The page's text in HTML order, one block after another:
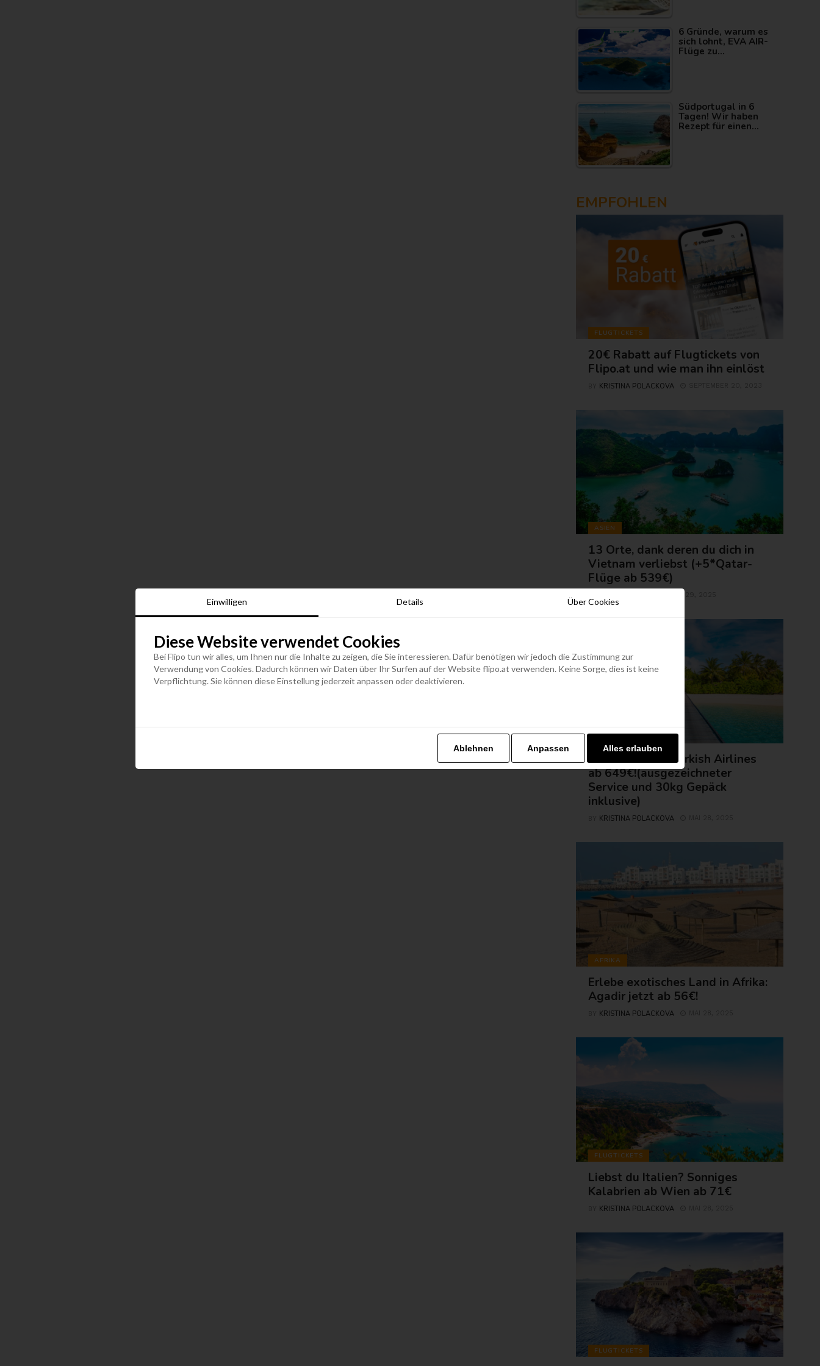
6 Gründe, warum es
sich lohnt, EVA AIR-
Flüge zu…
Südportugal in 6
Tagen! Wir haben
Rezept für einen…
EMPFOHLEN
FLUGTICKETS
20€ Rabatt auf Flugtickets von
Flipo.at und wie man ihn einlöst
KRISTINA POLACKOVA
ASIEN
13 Orte, dank deren du dich in
Vietnam verliebst (+5*Qatar-
Flüge ab 539€)
FLUGTICKETS
Malediven mit Turkish Airlines
ab 649€!(ausgezeichneter
Service und 30kg Gepäck
inklusive)
KRISTINA POLACKOVA
AFRIKA
Erlebe exotisches Land in Afrika:
Agadir jetzt ab 56€!
KRISTINA POLACKOVA
FLUGTICKETS
Liebst du Italien? Sonniges
Kalabrien ab Wien ab 71€
KRISTINA POLACKOVA
FLUGTICKETS
Einwilligen Details Über Cookies
Diese Website verwendet Cookies
Bei Flipo tun wir alles, um Ihnen nur die Inhalte zu zeigen, die Sie interessieren. Dafür benötigen wir jedoch die Zustimmung zur
Verwendung von Cookies. Dadurch können wir Daten über Ihr Surfen auf der Website flipo.at verwenden. Keine Sorge, dies ist keine
Verpflichtung. Sie können diese Einstellung jederzeit anpassen oder deaktivieren.
Ablehnen Anpassen Alles erlauben